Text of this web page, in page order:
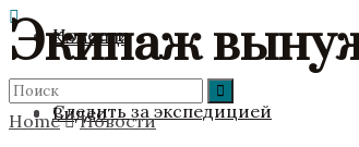
Новости
Видео
Команда
Следить за экспедицией
Экипаж
Home
Новости